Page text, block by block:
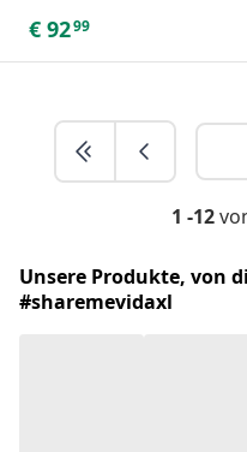
€ 9299
1 -12
Unsere Produkte, von
#sharemevidaxl